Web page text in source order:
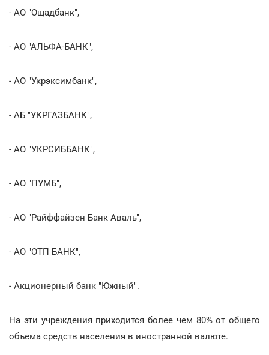
- АО "Ощадбанк",
- АО "АЛЬФА-БАНК",
- АО "Укрэксимбанк",
- АБ "УКРГАЗБАНК",
- АО "УКРСИББАНК",
- АО "ПУМБ",
- АО "Райффайзен Банк Аваль",
- АО "ОТП БАНК",
- Акционерный банк "Южный".
На эти учреждения приходится более чем 80% от общего
объема средств населения в иностранной валюте.